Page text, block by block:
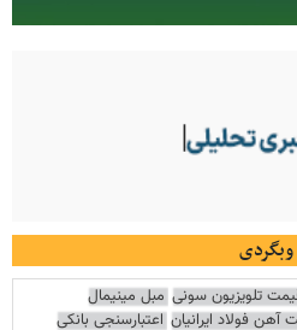
وبگردی
تلویزیون سونی مبل مینیمال
آهن فولاد ایرانیان اعتبارسنجی بانکی